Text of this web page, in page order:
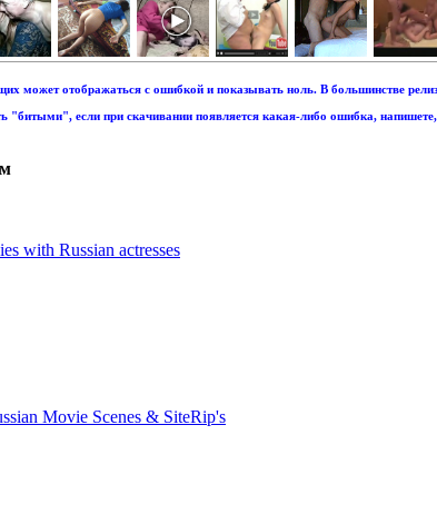
может отображаться с ошибкой и показывать ноль. В большинстве
"битыми", если при скачивании появляется какая-либо ошибка,
with Russian actresses
Movie Scenes & SiteRip's